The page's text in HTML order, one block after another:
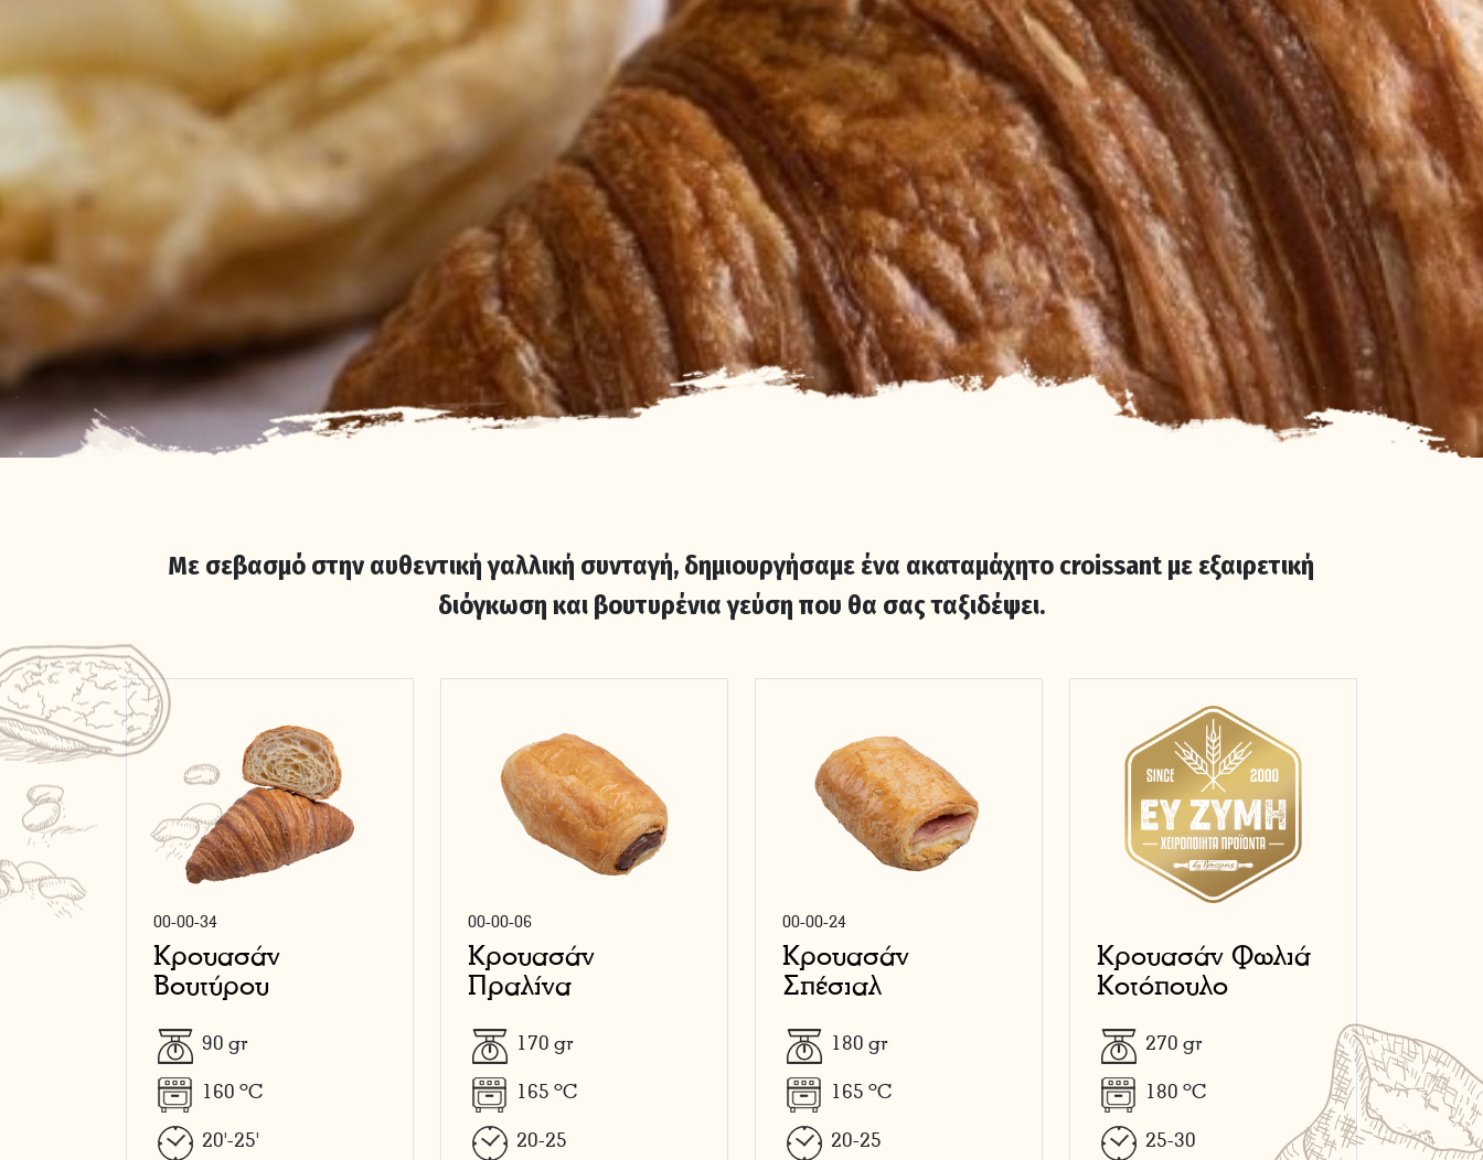
Με σεβασμό στην αυθεντική γαλλική συνταγή, δημιουργήσαμε ένα ακαταμάχητο croissant με εξαιρετική
διόγκωση και βουτυρένια γεύση που θα σας ταξιδέψει.
00-00-34
Κρουασάν
Βουτύρου
90 gr
160 oC
20'-25'
00-00-06
Κρουασάν
Πραλίνα
170 gr
165 oC
20-25
00-00-24
Κρουασάν
Σπέσιαλ
180 gr
165 oC
20-25
Κρουασάν Φωλιά
Κοτόπουλο
270 gr
180 oC
25-30